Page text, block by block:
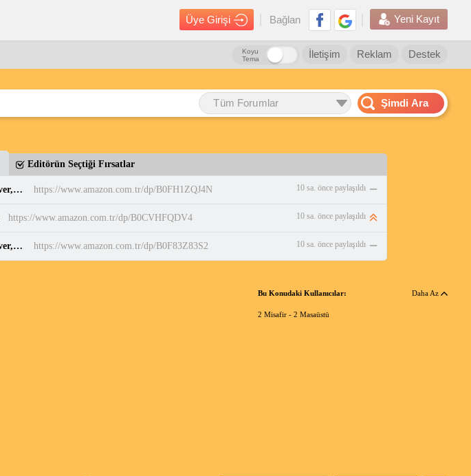
Üye Girişi Bağlan Yeni Kayıt
Destek
Reklam
İletişim
Koyu
Tema
Tüm Forumlar Şimdi Ara
Editörün Seçtiği Fırsatlar
PUMA BELLA DONNA DayINight Kadın Spor Ayakkabı, PUMA Black-PUMA Silver, 35.5 : Amazon.com.tr: Moda https://www.amazon.com.tr/dp/B0FH1ZQJ4N 10 sa. önce paylaşıldı
https://www.amazon.com.tr/dp/B0CVHFQDV4 10 sa. önce paylaşıldı
PUMA BELLA DONNA DayINight Kadın Spor Ayakkabı, PUMA Black-PUMA Silver, 35.5 : Amazon.com.tr: Moda https://www.amazon.com.tr/dp/B0F83Z83S2 10 sa. önce paylaşıldı
Bu Konudaki Kullanıcılar: Daha Az
2 Misafir - 2 Masaüstü